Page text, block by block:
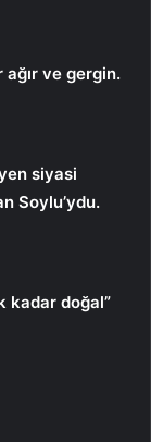
ve gergin.
siyasi
Soylu’ydu.
kadar doğal”